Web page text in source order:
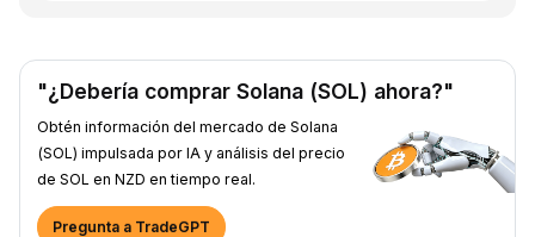
"¿Debería comprar Solana (SOL) ahora?"
Obtén información del mercado de Solana
(SOL) impulsada por IA y análisis del precio
de SOL en NZD en tiempo real.
Pregunta a TradeGPT